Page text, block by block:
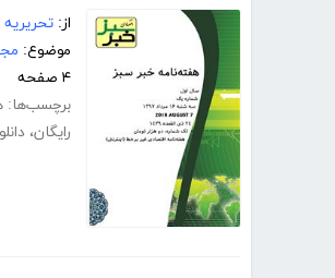
از:
موضوع:
۴ صفحه
برچسب‌ها:
رایگان،